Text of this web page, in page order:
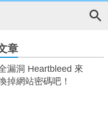
章
漏洞 Heartbleed 來
掉網站密碼吧！